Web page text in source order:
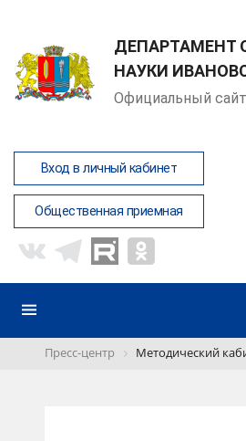
ДЕПАРТАМЕНТ
НАУКИ
Официальный сайт
Вход в личный кабинет
Общественная приемная
Пресс-центр Методический